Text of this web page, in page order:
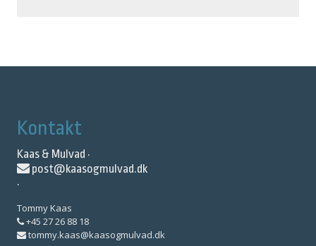
Kontakt
Kaas & Mulvad ·
post@kaasogmulvad.dk
·
Tommy Kaas
+45 27 26 88 18
tommy.kaas@kaasogmulvad.dk